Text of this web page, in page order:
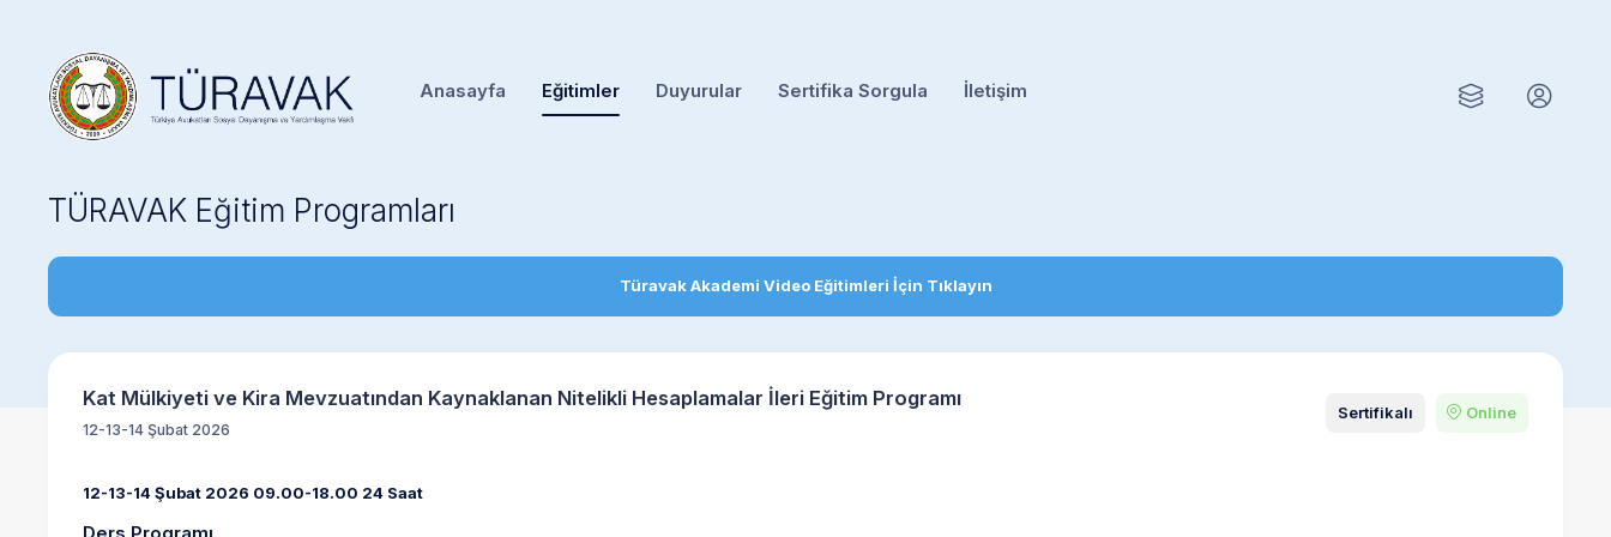
Anasayfa Eğitimler Duyurular Sertifika Sorgula İletişim
TÜRAVAK Eğitim Programları
Türavak Akademi Video Eğitimleri İçin Tıklayın
Kat Mülkiyeti ve Kira Mevzuatından Kaynaklanan Nitelikli Hesaplamalar İleri Eğitim Programı
12-13-14 Şubat 2026
Sertifikalı Online
12-13-14 Şubat 2026 09.00-18.00 24 Saat